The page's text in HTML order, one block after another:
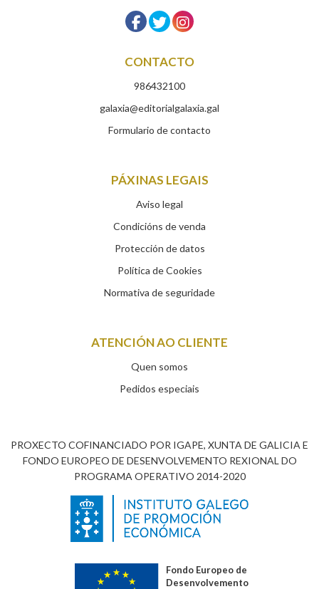
CONTACTO
986432100
galaxia@editorialgalaxia.gal
Formulario de contacto
PÁXINAS LEGAIS
Aviso legal
Condicións de venda
Protección de datos
Política de Cookies
Normativa de seguridade
ATENCIÓN AO CLIENTE
Quen somos
Pedidos especiais
PROXECTO COFINANCIADO POR IGAPE, XUNTA DE GALICIA E
FONDO EUROPEO DE DESENVOLVEMENTO REXIONAL DO
PROGRAMA OPERATIVO 2014-2020
Fondo Europeo de
Desenvolvemento